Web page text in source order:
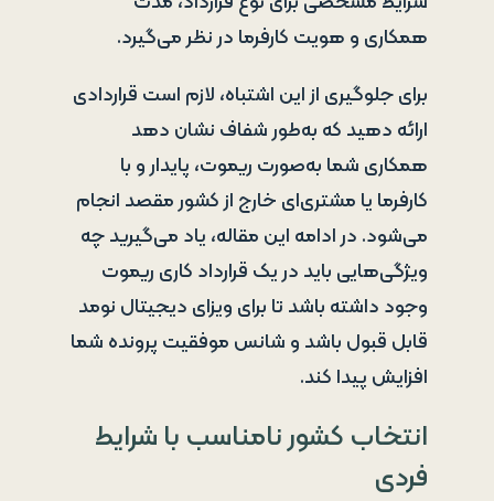
همکاری و هویت کارفرما در نظر می‌گیرد.
برای جلوگیری از این اشتباه، لازم است قراردادی
ارائه دهید که به‌طور شفاف نشان دهد
همکاری شما به‌صورت ریموت، پایدار و با
کارفرما یا مشتری‌ای خارج از کشور مقصد انجام
می‌شود. در ادامه این مقاله، یاد می‌گیرید چه
ویژگی‌هایی باید در یک قرارداد کاری ریموت
وجود داشته باشد تا برای ویزای دیجیتال نومد
قابل قبول باشد و شانس موفقیت پرونده شما
افزایش پیدا کند.
انتخاب کشور نامناسب با شرایط
فردی